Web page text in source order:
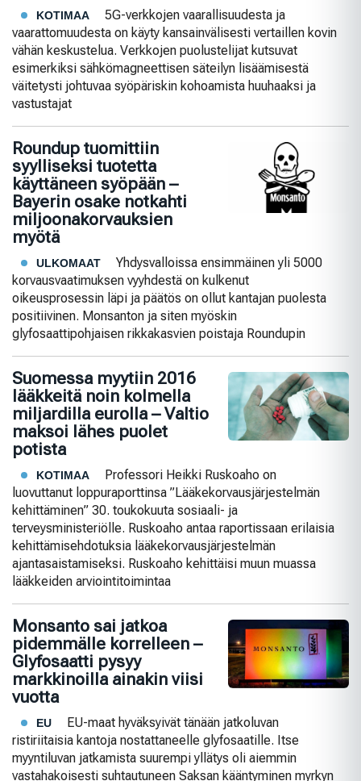
KOTIMAA
5G-verkkojen vaarallisuudesta ja
vaarattomuudesta on käyty kansainvälisesti vertaillen kovin
vähän keskustelua. Verkkojen puolustelijat kutsuvat
esimerkiksi sähkömagneettisen säteilyn lisäämisestä
väitetysti johtuvaa syöpäriskin kohoamista huuhaaksi ja
vastustajat
Roundup tuomittiin
syylliseksi tuotetta
käyttäneen syöpään –
Bayerin osake notkahti
miljoonakorvauksien
myötä
ULKOMAAT
Yhdysvalloissa ensimmäinen yli 5000
korvausvaatimuksen vyyhdestä on kulkenut
oikeusprosessin läpi ja päätös on ollut kantajan puolesta
positiivinen. Monsanton ja siten myöskin
glyfosaattipohjaisen rikkakasvien poistaja Roundupin
Suomessa myytiin 2016
lääkkeitä noin kolmella
miljardilla eurolla – Valtio
maksoi lähes puolet
potista
KOTIMAA
Professori Heikki Ruskoaho on
luovuttanut loppuraporttinsa ”Lääkekorvausjärjestelmän
kehittäminen” 30. toukokuuta sosiaali- ja
terveysministeriölle. Ruskoaho antaa raportissaan erilaisia
kehittämisehdotuksia lääkekorvausjärjestelmän
ajantasaistamiseksi. Ruskoaho kehittäisi muun muassa
lääkkeiden arviointitoimintaa
Monsanto sai jatkoa
pidemmälle korrelleen –
Glyfosaatti pysyy
markkinoilla ainakin viisi
vuotta
EU
EU-maat hyväksyivät tänään jatkoluvan
ristiriitaisia kantoja nostattaneelle glyfosaatille. Itse
myyntiluvan jatkamista suurempi yllätys oli aiemmin
vastahakoisesti suhtautuneen Saksan kääntyminen myrkyn